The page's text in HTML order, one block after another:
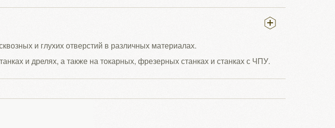
и глухих отверстий в различных материалах.
и дрелях, а также на токарных, фрезерных станках и станках с ЧПУ.